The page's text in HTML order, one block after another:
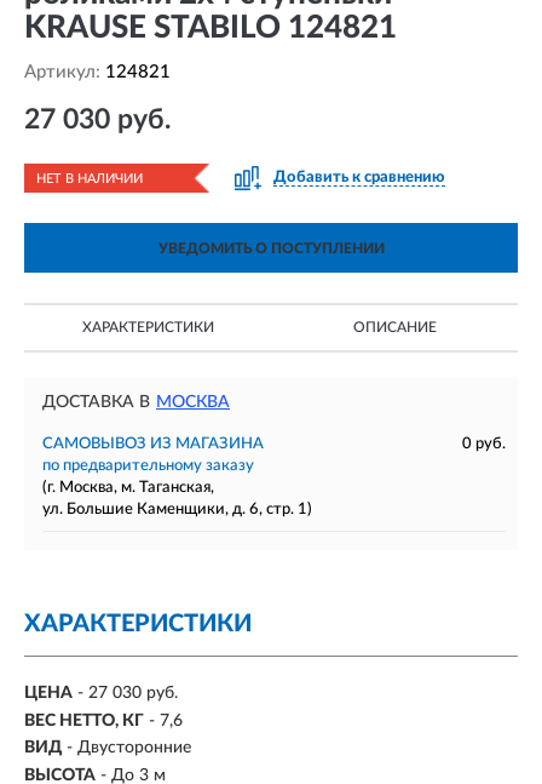
KRAUSE STABILO 124821
Артикул: 124821
27 030 руб.
НЕТ В НАЛИЧИИ Добавить к сравнению
УВЕДОМИТЬ О ПОСТУПЛЕНИИ
ХАРАКТЕРИСТИКИ ОПИСАНИЕ
ДОСТАВКА В МОСКВА
САМОВЫВОЗ ИЗ МАГАЗИНА
0 руб.
по предварительному заказу
(г. Москва, м. Таганская,
ул. Большие Каменщики, д. 6, стр. 1)
ХАРАКТЕРИСТИКИ
ЦЕНА - 27 030 руб.
ВЕС НЕТТО, КГ - 7,6
ВИД - Двусторонние
ВЫСОТА - До 3 м